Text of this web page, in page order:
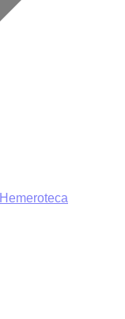
Hemeroteca